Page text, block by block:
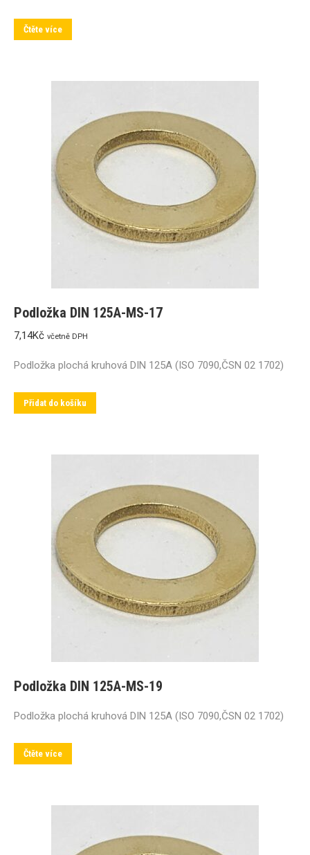
Čtěte více
Podložka DIN 125A-MS-17
7,14Kč včetně DPH
Podložka plochá kruhová DIN 125A (ISO 7090,ČSN 02 1702)
Přidat do košíku
Podložka DIN 125A-MS-19
Podložka plochá kruhová DIN 125A (ISO 7090,ČSN 02 1702)
Čtěte více